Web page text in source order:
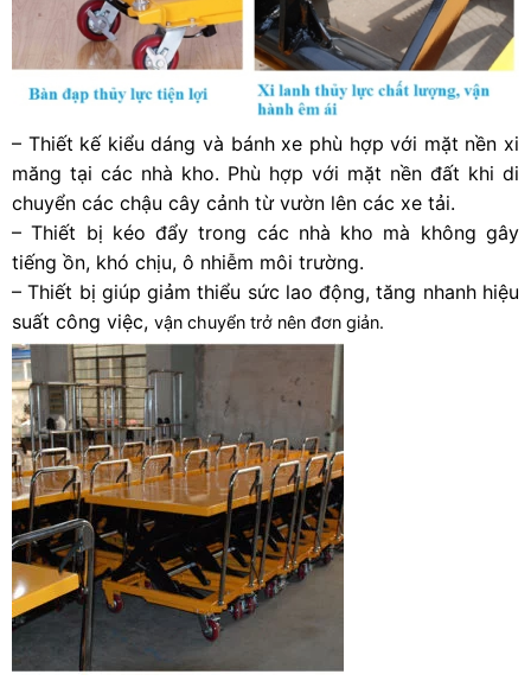
– Thiết kế kiểu dáng và bánh xe phù hợp với mặt nền xi
măng tại các nhà kho. Phù hợp với mặt nền đất khi di
chuyển các chậu cây cảnh từ vườn lên các xe tải.
– Thiết bị kéo đẩy trong các nhà kho mà không gây
tiếng ồn, khó chịu, ô nhiễm môi trường.
– Thiết bị giúp giảm thiểu sức lao động, tăng nhanh hiệu
suất công việc, vận chuyển trở nên đơn giản.